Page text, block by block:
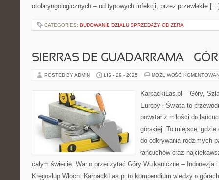
otolaryngologicznych – od typowych infekcji, przez przewlekłe
CATEGORIES: BUDOWANIE DZIAŁU SPRZEDAŻY OD ZERA
SIERRAS DE GUADARRAMA –
POSTED BY ADMIN LIS - 29 - 2025 MOŻLIWOŚĆ
KarpackiLas.pl – Góry,
Europy i Świata to
powstał z miłości do
górskiej. To miejsce, gdzie
do odkrywania rodzimych
łańcuchów oraz
całym świecie. Warto przeczytać Góry Wulkaniczne – Indonezja
Kręgosłup Włoch. KarpackiLas.pl to kompendium wiedzy o